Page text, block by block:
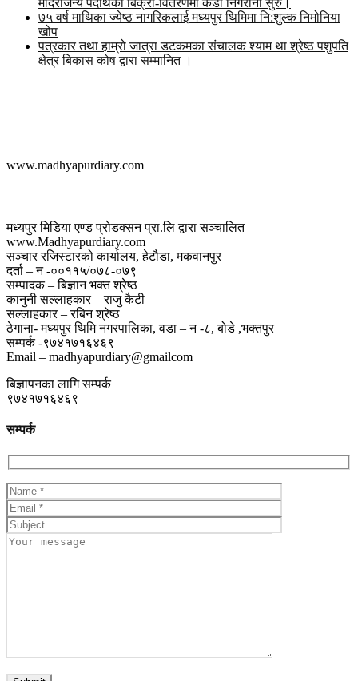
मदिराजन्य पदार्थको बिक्री-वितरणमा कडा निगरानी सुरु।
७५ वर्ष माथिका ज्येष्ठ नागरिकलाई मध्यपुर थिमिमा नि:शुल्क निमोनिया
खोप
पत्रकार तथा हाम्रो जात्रा डटकमका संचालक श्याम था श्रेष्ठ पशुपति
क्षेत्र बिकास कोष द्वारा सम्मानित ।
www.madhyapurdiary.com
मध्यपुर मिडिया एण्ड प्रोडक्सन प्रा.लि द्वारा सञ्चालित
www.Madhyapurdiary.com
सञ्चार रजिस्टारको कार्यालय, हेटौडा, मकवानपुर
दर्ता – न -००११५/०७८-०७९
सम्पादक – बिज्ञान भक्त श्रेष्ठ
कानुनी सल्लाहकार – राजु कैटी
सल्लाहकार – रबिन श्रेष्ठ
ठेगाना- मध्यपुर थिमि नगरपालिका, वडा – न -८, बोडे ,भक्तपुर
सम्पर्क -९७४१७१६४६९
Email – madhyapurdiary@gmailcom
बिज्ञापनका लागि सम्पर्क
९७४१७१६४६९
सम्पर्क